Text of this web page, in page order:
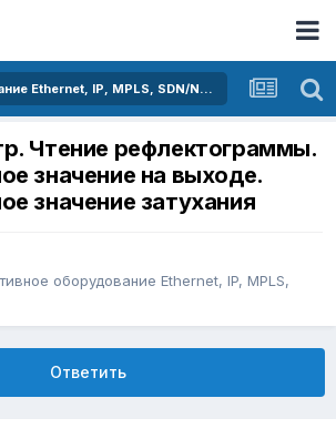
Активное оборудование Ethernet, IP, MPLS, SDN/NFV...
Чтение рефлектограммы.
значение на выходе.
значение затухания
оборудование Ethernet, IP, MPLS,
Ответить